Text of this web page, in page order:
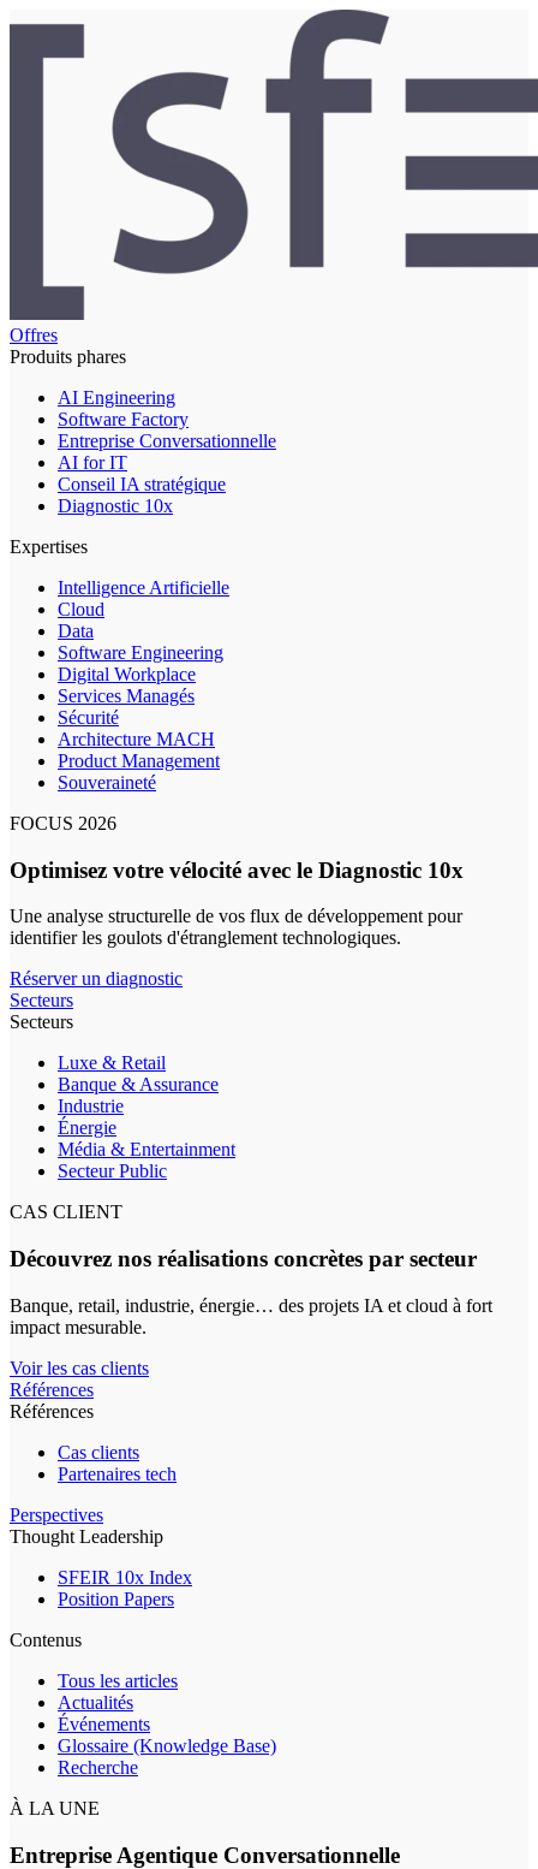
Offres
Produits phares
AI Engineering
Software Factory
Entreprise Conversationnelle
AI for IT
Conseil IA stratégique
Diagnostic 10x
Expertises
Intelligence Artificielle
Cloud
Data
Software Engineering
Digital Workplace
Services Managés
Sécurité
Architecture MACH
Product Management
Souveraineté
FOCUS 2026
Optimisez votre vélocité avec le Diagnostic 10x
Une analyse structurelle de vos flux de développement pour
identifier les goulots d'étranglement technologiques.
Réserver un diagnostic
Secteurs
Secteurs
Luxe & Retail
Banque & Assurance
Industrie
Énergie
Média & Entertainment
Secteur Public
CAS CLIENT
Découvrez nos réalisations concrètes par secteur
Banque, retail, industrie, énergie… des projets IA et cloud à fort
impact mesurable.
Voir les cas clients
Références
Références
Cas clients
Partenaires tech
Perspectives
Thought Leadership
SFEIR 10x Index
Position Papers
Contenus
Tous les articles
Actualités
Événements
Glossaire (Knowledge Base)
Recherche
À LA UNE
Entreprise Agentique Conversationnelle